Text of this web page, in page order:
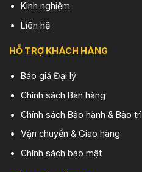
Kinh nghiệm
Liên hệ
HỖ TRỢ KHÁCH HÀNG
Báo giá Đại lý
Chính sách Bán hàng
Chính sách Bảo hành & Bảo trì
Vận chuyển & Giao hàng
Chính sách bảo mật